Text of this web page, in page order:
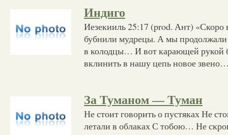
Индиго
Иезекииль 25:17 (prod. Ант) «Скоро
бубнили мудрецы. А мы продолжали
в колодцы… И вот карающей рукой
вклинить в нашу цепь новое
За Туманом — Туман
Не стоит говорить о пустяках Не
летали в облаках С тобою… Не